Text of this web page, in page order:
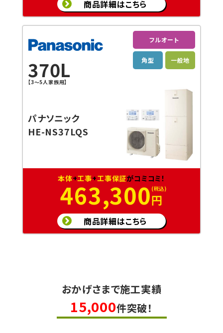
商品詳細はこちら
370L
【3～5人家族用】
フルオート
角型 一般地
パナソニック
HE-NS37LQS
本体+工事+工事保証がコミコミ！
463,300円
商品詳細はこちら
おかげさまで施工実績
15,000件突破！